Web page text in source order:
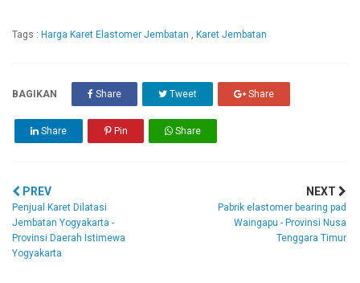
Tags : Harga Karet Elastomer Jembatan , Karet Jembatan
BAGIKAN Share Tweet Share
Share Pin Share
PREV
Penjual Karet Dilatasi
Jembatan Yogyakarta -
Provinsi Daerah Istimewa
Yogyakarta
NEXT
Pabrik elastomer bearing pad
Waingapu - Provinsi Nusa
Tenggara Timur